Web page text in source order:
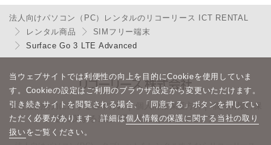
法人向けパソコン（PC）レンタルのリコーリース ICT RENTAL
レンタル商品
SIMフリー端末
Surface Go 3 LTE Advanced
反社会的勢力に対する基本方針｜個人情報保護方針｜個人情報の保
護に関する当社の取り扱い｜サイトマップ
当ウェブサイトでは利便性の向上を目的にCookieを使用していま
す。Cookieの設定はご利用のブラウザ設定から変更いただけます。
引き続きサイトを閲覧される場合、「同意する」ボタンを押してい
ただく必要があります。詳細は個人情報の保護に関する当社の取り
扱いをご覧ください。